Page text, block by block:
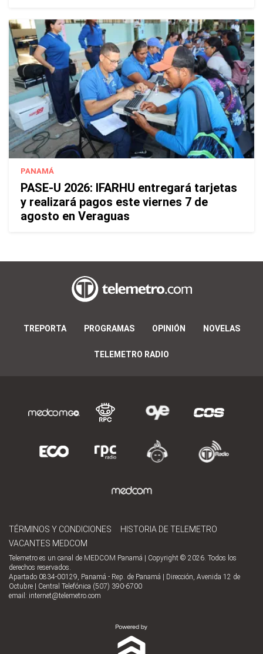
PANAMÁ
PASE-U 2026: IFARHU entregará tarjetas
y realizará pagos este viernes 7 de
agosto en Veraguas
TREPORTA PROGRAMAS OPINIÓN NOVELAS
TELEMETRO RADIO
TÉRMINOS Y CONDICIONES
HISTORIA DE TELEMETRO
VACANTES MEDCOM
Telemetro es un canal de MEDCOM Panamá | Copyright © 2026. Todos los
derechos reservados.
Apartado 0834-00129, Panamá - Rep. de Panamá | Dirección, Avenida 12 de
Octubre | Central Telefónica (507) 390-6700
email: internet@telemetro.com